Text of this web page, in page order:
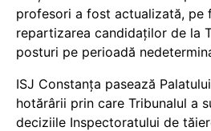
profesori a fost actualizată, pe
repartizarea candidaților de la
posturi pe perioadă
ISJ Constanța pasează
hotărârii prin care Tribunalul a
deciziile Inspectoratului de